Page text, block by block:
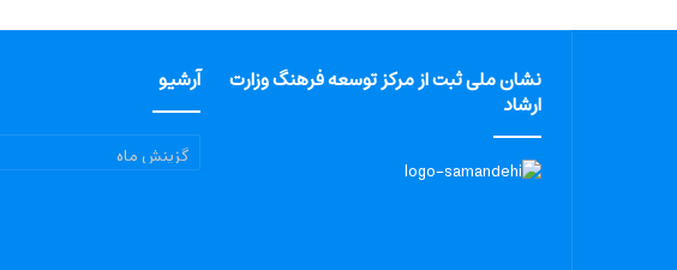
نشان ملی ثبت از مرکز توسعه فرهنگ وزارت
ارشاد
آرشیو
آرشیو